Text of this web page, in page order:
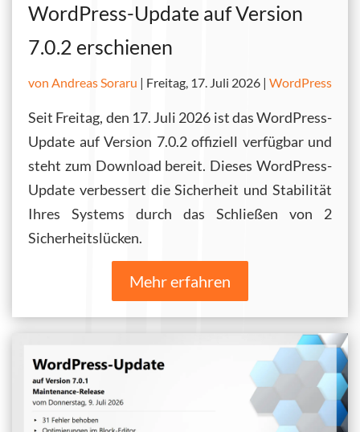
WordPress-Update auf Version
7.0.2 erschienen
von Andreas Soraru | Freitag, 17. Juli 2026 | WordPress
Seit Freitag, den 17. Juli 2026 ist das WordPress-
Update auf Version 7.0.2 offiziell verfügbar und
steht zum Download bereit. Dieses WordPress-
Update verbessert die Sicherheit und Stabilität
Ihres Systems durch das Schließen von 2
Sicherheitslücken.
Mehr erfahren